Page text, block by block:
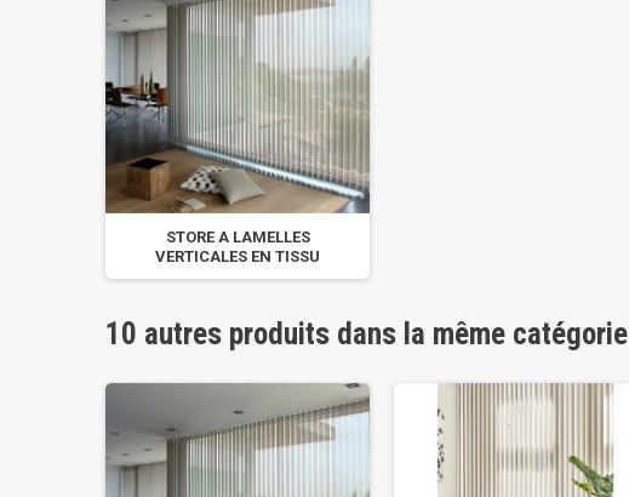
STORE A LAMELLES
VERTICALES EN TISSU
10 autres produits dans la même catégorie